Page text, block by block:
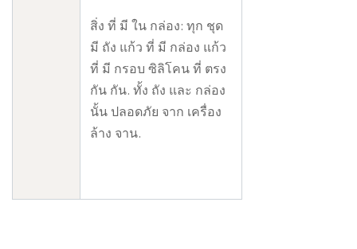
สิ่ง ที่ มี ใน กล่อง: ทุก ชุด
มี ถัง แก้ว ที่ มี กล่อง แก้ว
ที่ มี กรอบ ซิลิโคน ที่ ตรง
กัน กัน. ทั้ง ถัง และ กล่อง
นั้น ปลอดภัย จาก เครื่อง
ล้าง จาน.